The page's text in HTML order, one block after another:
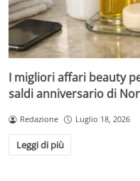
I migliori affari beauty
saldi anniversario di
Redazione Luglio 18, 2026
Leggi di più